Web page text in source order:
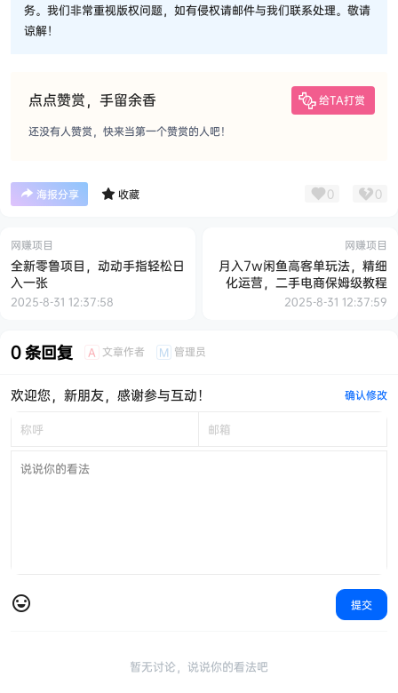
务。我们非常重视版权问题，如有侵权请邮件与我们联系处理。敬请
谅解！
点点赞赏，手留余香 给TA打赏
还没有人赞赏，快来当第一个赞赏的人吧！
海报分享 收藏 0 0
网赚项目
全新零鲁项目，动动手指轻松日
入一张
2025-8-31 12:37:58
网赚项目
月入7w闲鱼高客单玩法，精细
化运营，二手电商保姆级教程
2025-8-31 12:37:59
0 条回复 A 文章作者 M 管理员
欢迎您，新朋友，感谢参与互动！ 确认修改
提交
暂无讨论，说说你的看法吧